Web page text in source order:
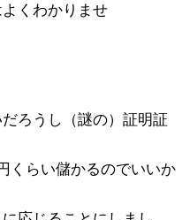
よくわかりませ
ろうし（謎の）証明証
くらい儲かるのでいいか